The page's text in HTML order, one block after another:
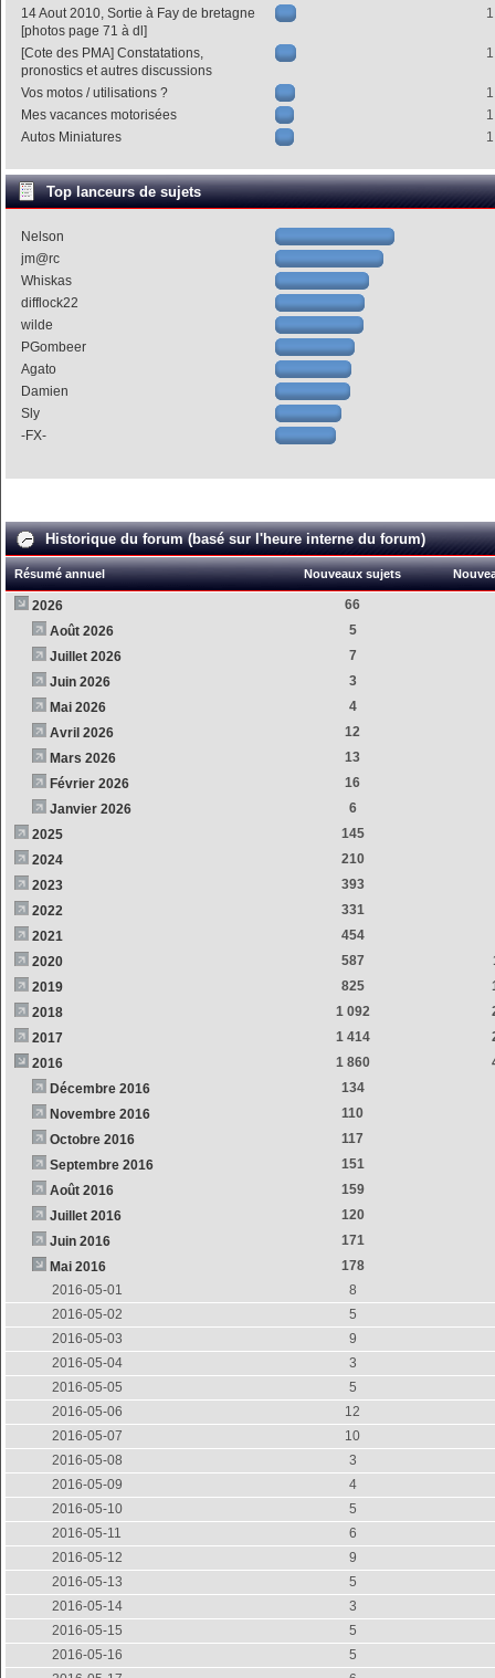
14 Aout 2010, Sortie à Fay de bretagne
[photos page 71 à dl]
[Cote des PMA] Constatations,
pronostics et autres discussions
Vos motos / utilisations ?
Mes vacances motorisées
Autos Miniatures
Top lanceurs de sujets
Nelson
jm@rc
Whiskas
difflock22
wilde
PGombeer
Agato
Damien
Sly
-FX-
Historique du forum (basé sur l'heure interne du forum)
Résumé annuel Nouveaux sujets
2026
66
Août 2026
5
Juillet 2026
7
Juin 2026
3
Mai 2026
4
Avril 2026
12
Mars 2026
13
Février 2026
16
Janvier 2026
6
2025
145
2024
210
2023
393
2022
331
2021
454
2020
587
2019
825
2018
1 092
2017
1 414
2016
1 860
Décembre 2016
134
Novembre 2016
110
Octobre 2016
117
Septembre 2016
151
Août 2016
159
Juillet 2016
120
Juin 2016
171
Mai 2016
178
2016-05-01
8
2016-05-02
5
2016-05-03
9
2016-05-04
3
2016-05-05
5
2016-05-06
12
2016-05-07
10
2016-05-08
3
2016-05-09
4
2016-05-10
5
2016-05-11
6
2016-05-12
9
2016-05-13
5
2016-05-14
3
2016-05-15
5
2016-05-16
5